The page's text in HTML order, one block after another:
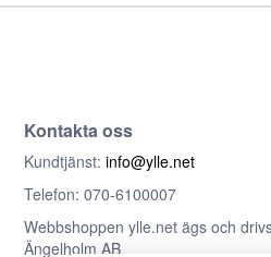
Kontakta oss
Kundtjänst: info@ylle.net
Telefon: 070-6100007
Webbshoppen ylle.net ägs och
Ängelholm AB